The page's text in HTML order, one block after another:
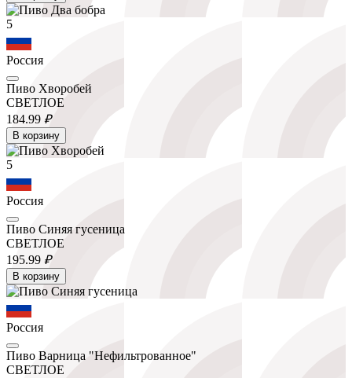
5
Россия
Пиво Хворобей
СВЕТЛОЕ
184.99 ₽
В корзину
5
Россия
Пиво Синяя гусеница
СВЕТЛОЕ
195.99 ₽
В корзину
Россия
Пиво Варница "Нефильтрованное"
СВЕТЛОЕ